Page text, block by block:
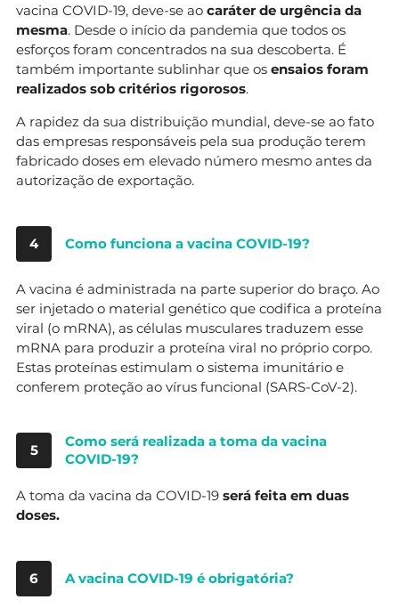
vacina COVID-19, deve-se ao caráter de urgência da
mesma. Desde o início da pandemia que todos os
esforços foram concentrados na sua descoberta. É
também importante sublinhar que os ensaios foram
realizados sob critérios rigorosos.
A rapidez da sua distribuição mundial, deve-se ao fato
das empresas responsáveis pela sua produção terem
fabricado doses em elevado número mesmo antes da
autorização de exportação.
4 Como funciona a vacina COVID-19?
A vacina é administrada na parte superior do braço. Ao
ser injetado o material genético que codifica a proteína
viral (o mRNA), as células musculares traduzem esse
mRNA para produzir a proteína viral no próprio corpo.
Estas proteínas estimulam o sistema imunitário e
conferem proteção ao vírus funcional (SARS-CoV-2).
5
Como será realizada a toma da vacina
COVID-19?
A toma da vacina da COVID-19 será feita em duas
doses.
6 A vacina COVID-19 é obrigatória?